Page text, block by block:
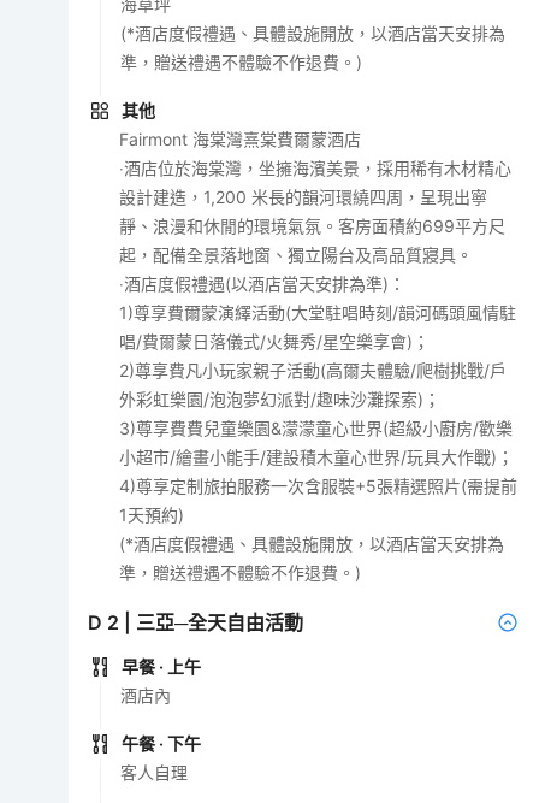
(*酒店度假禮遇、具體設施開放，以酒店當天安排為
準，贈送禮遇不體驗不作退費。)
其他
Fairmont 海棠灣熹棠費爾蒙酒店
‧酒店位於海棠灣，坐擁海濱美景，採用稀有木材精心
設計建造，1,200 米長的韻河環繞四周，呈現出寧
靜、浪漫和休閒的環境氣氛。客房面積約699平方尺
起，配備全景落地窗、獨立陽台及高品質寢具。
‧酒店度假禮遇(以酒店當天安排為準)：
1)尊享費爾蒙演繹活動(大堂駐唱時刻/韻河碼頭風情駐
唱/費爾蒙日落儀式/火舞秀/星空樂享會)；
2)尊享費凡小玩家親子活動(高爾夫體驗/爬樹挑戰/戶
外彩虹樂園/泡泡夢幻派對/趣味沙灘探索)；
3)尊享費費兒童樂園&濛濛童心世界(超級小廚房/歡樂
小超市/繪畫小能手/建設積木童心世界/玩具大作戰)；
4)尊享定制旅拍服務一次含服裝+5張精選照片(需提前
1天預約)
(*酒店度假禮遇、具體設施開放，以酒店當天安排為
準，贈送禮遇不體驗不作退費。)
D 2 三亞─全天自由活動
早餐 · 上午
酒店內
午餐 · 下午
客人自理